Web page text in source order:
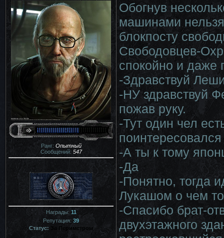
Ранг: Опытный
Сообщений:547
Награды:11
Репутация:39
Статус:
За Периметром
Обогнув
машинами
блокпосту
Свободовцев-
спокойно и даже
-Здравствуй
-НУ здравствуй
пожав руку.
-Тут один чел
-А ты к тому
-Да
-Понятно, тогда
Лукашом о чем то
-Спасибо брат-
двухэтажного